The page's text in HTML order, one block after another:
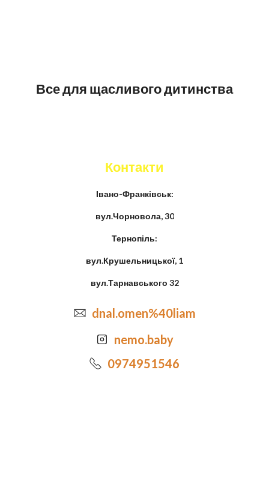
Все для щасливого дитинства
Контакти
Івано-Франківськ:
вул.Чорновола, 30
Тернопіль:
вул.Крушельницької, 1
вул.Тарнавського 32
dnal.omen%40liam
nemo.baby
0974951546